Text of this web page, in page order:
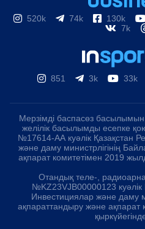
520k 74k 130k
7k
851 3k 33k
Мерзімді баспасөз басылымын,
желілік басылымды есепке
№17614-АА куәлік Қазақстан
және даму министрлігінің
ақпарат комитетімен 2019
Отандық теле-,
№KZ23VJB00000123 куәлік
Инвестициялар және даму
ақпараттандыру және